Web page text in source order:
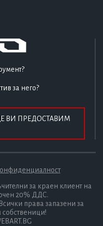
за него?
ВИ ПРЕДОСТАВИМ
за краен клиент на
20% ДДС.
права запазени за
собственици!